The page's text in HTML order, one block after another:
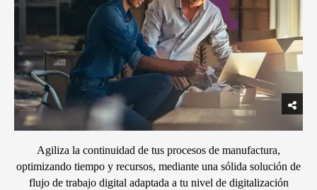
Agiliza la continuidad de tus procesos de manufactura,
optimizando tiempo y recursos, mediante una sólida solución de
flujo de trabajo digital adaptada a tu nivel de digitalización